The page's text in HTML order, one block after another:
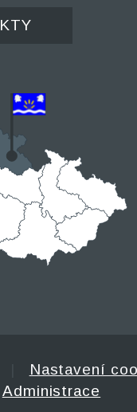
Nastavení
Administrace